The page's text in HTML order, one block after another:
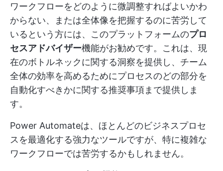
ワークフローをどのように微調整すればよいかわ
からない、または全体像を把握するのに苦労して
いるという方には、このプラットフォームのプロ
セスアドバイザー機能がお勧めです。これは、現
在のボトルネックに関する洞察を提供し、チーム
全体の効率を高めるためにプロセスのどの部分を
自動化すべきかに関する推奨事項まで提供しま
す。
Power Automateは、ほとんどのビジネスプロセ
スを最適化する強力なツールですが、特に複雑な
ワークフローでは苦労するかもしれません。